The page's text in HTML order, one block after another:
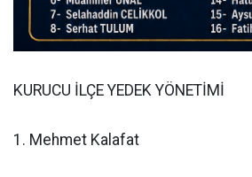
KURUCU İLÇE YEDEK YÖNETİMİ
1. Mehmet Kalafat